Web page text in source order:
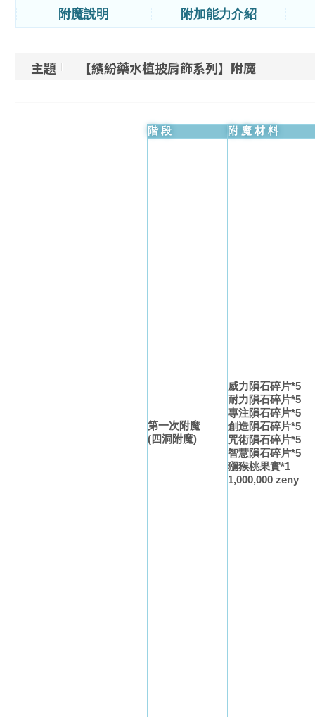
附魔說明
附加能力介紹
主題 【繽紛藥水植披肩飾系列】附魔
階段 附魔材料
第一次附魔
(四洞附魔)
威力隕石碎片*5
耐力隕石碎片*5
專注隕石碎片*5
創造隕石碎片*5
咒術隕石碎片*5
智慧隕石碎片*5
獼猴桃果實*1
1,000,000 zeny